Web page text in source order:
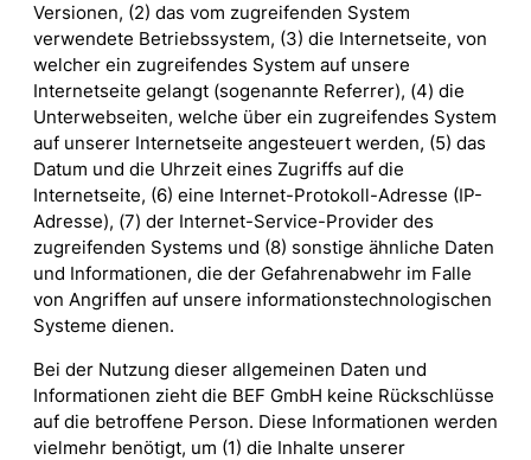
Versionen, (2) das vom zugreifenden System
verwendete Betriebssystem, (3) die Internetseite, von
welcher ein zugreifendes System auf unsere
Internetseite gelangt (sogenannte Referrer), (4) die
Unterwebseiten, welche über ein zugreifendes System
auf unserer Internetseite angesteuert werden, (5) das
Datum und die Uhrzeit eines Zugriffs auf die
Internetseite, (6) eine Internet-Protokoll-Adresse (IP-
Adresse), (7) der Internet-Service-Provider des
zugreifenden Systems und (8) sonstige ähnliche Daten
und Informationen, die der Gefahrenabwehr im Falle
von Angriffen auf unsere informationstechnologischen
Systeme dienen.
Bei der Nutzung dieser allgemeinen Daten und
Informationen zieht die BEF GmbH keine Rückschlüsse
auf die betroffene Person. Diese Informationen werden
vielmehr benötigt, um (1) die Inhalte unserer